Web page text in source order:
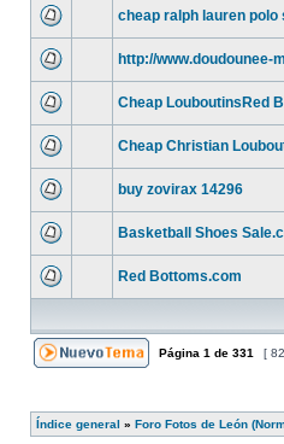
cheap ralph lauren
http://www.doudounee-
Cheap LouboutinsRed
Cheap Christian
buy zovirax 14296
Basketball Shoes
Red Bottoms.com
Página 1 de 331 [
Índice general » Foro Fotos de León